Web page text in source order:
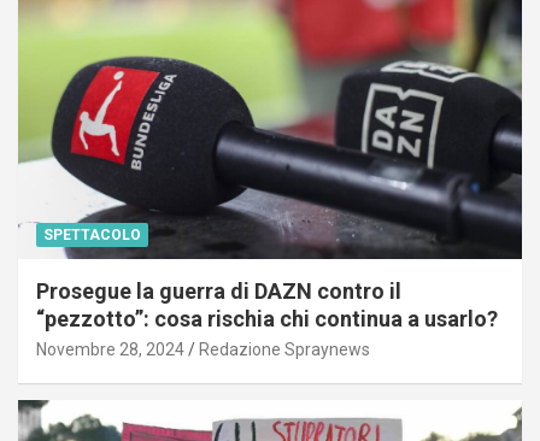
SPETTACOLO
Prosegue la guerra di DAZN contro il
“pezzotto”: cosa rischia chi continua a usarlo?
Novembre 28, 2024 Redazione Spraynews